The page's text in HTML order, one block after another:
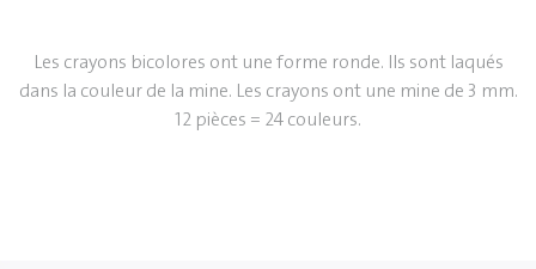
Les crayons bicolores ont une forme ronde. Ils sont laqués
dans la couleur de la mine. Les crayons ont une mine de 3 mm.
12 pièces = 24 couleurs.